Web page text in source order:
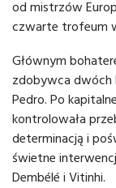
od mistrzów
czwarte trofeum
Głównym
zdobywca dwóch
Pedro. Po
kontrolowała
determinacją i
świetne
Dembélé i Vitinhi.